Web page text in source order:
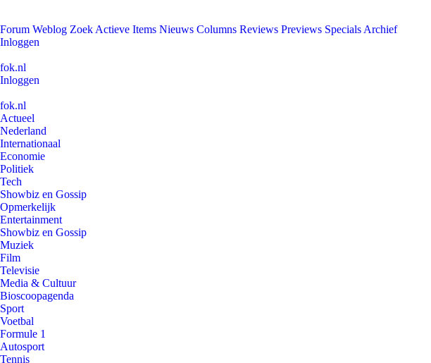
Forum Weblog Zoek Actieve Items Nieuws Columns Reviews Previews Specials Archief
Inloggen
fok.nl
Inloggen
fok.nl
Actueel
Nederland
Internationaal
Economie
Politiek
Tech
Showbiz en Gossip
Opmerkelijk
Entertainment
Showbiz en Gossip
Muziek
Film
Televisie
Media & Cultuur
Bioscoopagenda
Sport
Voetbal
Formule 1
Autosport
Tennis